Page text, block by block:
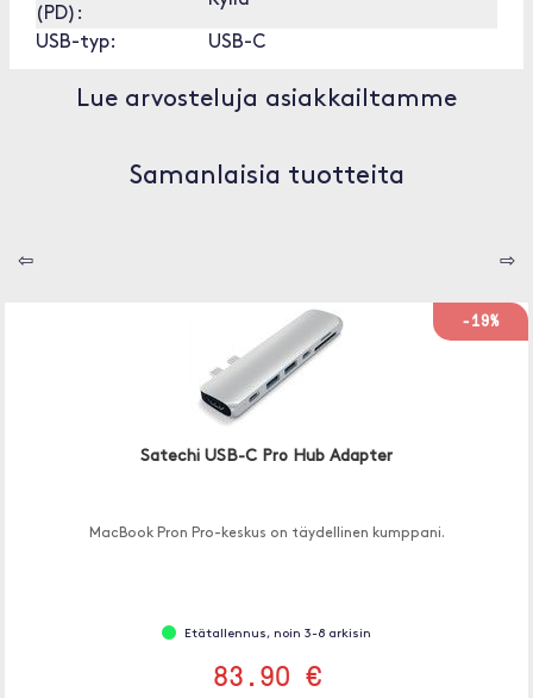
(PD):
USB-typ: USB-C
Lue arvosteluja asiakkailtamme
Samanlaisia tuotteita
⇦ ⇨
-19%
Satechi USB-C Pro Hub Adapter
MacBook Pron Pro-keskus on täydellinen kumppani.
Etätallennus, noin 3-8 arkisin
83.90 €